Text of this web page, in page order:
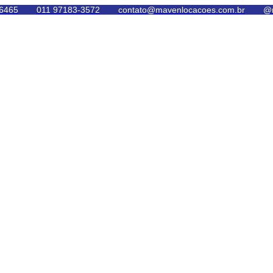
011 97183-3572 contato@mavenlocacoes.com.br